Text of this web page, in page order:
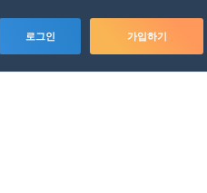
로그인 가입하기